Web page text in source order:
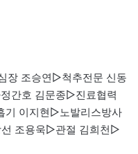
조승연▷척추전문 신동
간호 김문종▷진료협력
기 이지현▷노발리스방사
조용욱▷관절 김희천▷